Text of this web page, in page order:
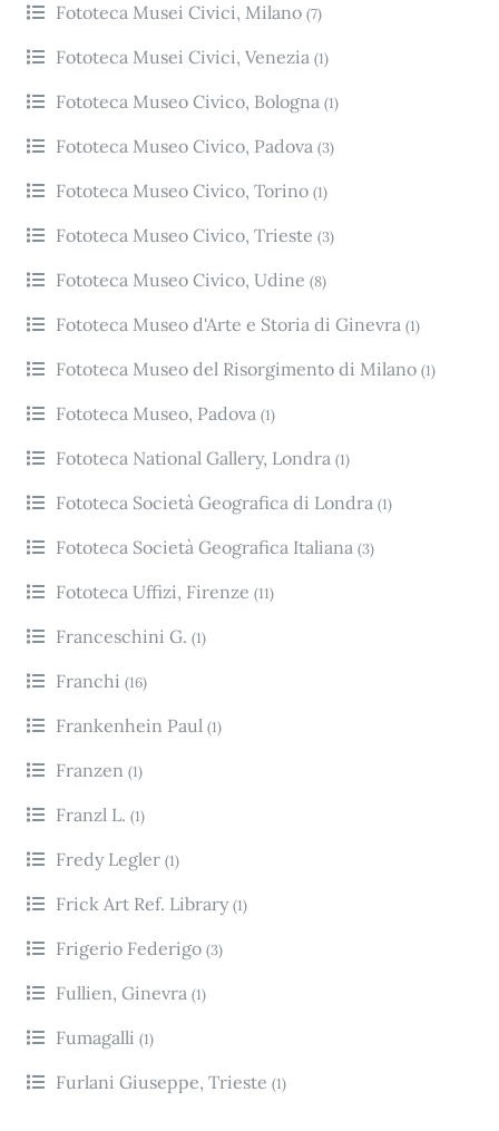
Fototeca Musei Civici, Milano (7)
Fototeca Musei Civici, Venezia (1)
Fototeca Museo Civico, Bologna (1)
Fototeca Museo Civico, Padova (3)
Fototeca Museo Civico, Torino (1)
Fototeca Museo Civico, Trieste (3)
Fototeca Museo Civico, Udine (8)
Fototeca Museo d'Arte e Storia di Ginevra (1)
Fototeca Museo del Risorgimento di Milano (1)
Fototeca Museo, Padova (1)
Fototeca National Gallery, Londra (1)
Fototeca Società Geografica di Londra (1)
Fototeca Società Geografica Italiana (3)
Fototeca Uffizi, Firenze (11)
Franceschini G. (1)
Franchi (16)
Frankenhein Paul (1)
Franzen (1)
Franzl L. (1)
Fredy Legler (1)
Frick Art Ref. Library(1)
Frigerio Federigo (3)
Fullien, Ginevra (1)
Fumagalli (1)
Furlani Giuseppe, Trieste (1)